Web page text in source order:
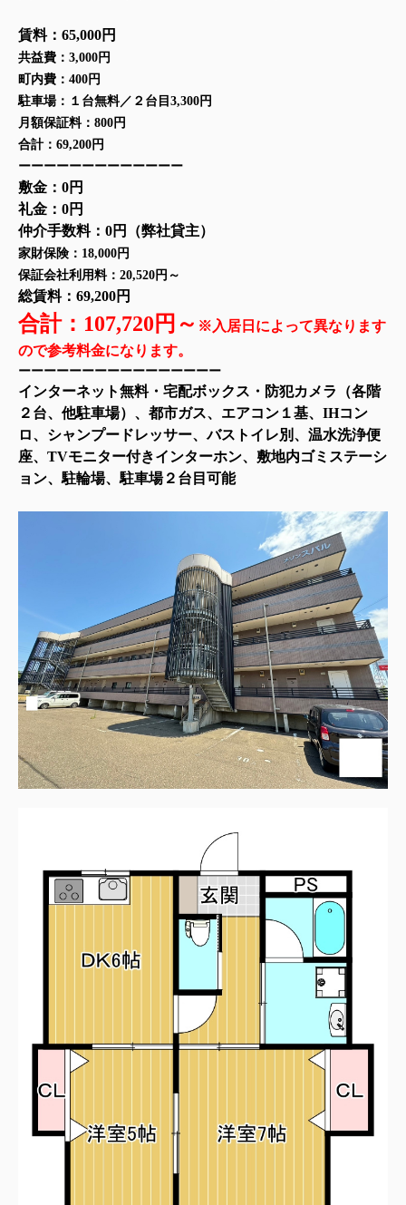
賃料：65,000円
共益費：3,000円
町内費：400円
駐車場：１台無料／２台目3,300円
月額保証料：800円
合計：69,200円
ーーーーーーーーーーーーー
敷金：0円
礼金：0円
仲介手数料：0円（弊社貸主）
家財保険：18,000円
保証会社利用料：20,520円～
総賃料：69,200円
合計：107,720円～ ※入居日によって異なります
ので参考料金になります。
ーーーーーーーーーーーーーーーー
インターネット無料・宅配ボックス・防犯カメラ（各階
２台、他駐車場）、都市ガス、エアコン１基、IHコン
ロ、シャンプードレッサー、バストイレ別、温水洗浄便
座、TVモニター付きインターホン、敷地内ゴミステーシ
ョン、駐輪場、駐車場２台目可能